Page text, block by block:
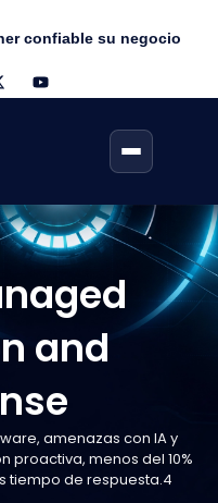
confiable su negocio
and
amenazas con IA y
proactiva, menos del 10%
tiempo de respuesta.4